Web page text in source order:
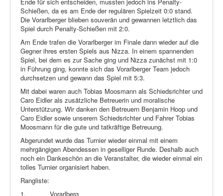
Schießen, da es am Ende der regulären Spielzeit 0:0 stand.
Die Vorarlberger blieben souverän und gewannen letztlich das
Spiel durch Penalty-Schießen mit 2:0.
Am Ende trafen die Vorarlberger im Finale dann wieder auf die
Gegner ihres ersten Spiels aus Nizza. In einem spannenden
Spiel, bei dem es zur Sache ging und Nizza zunächst mit 1:0
in Führung ging, konnte sich das Vorarlberger Team jedoch
durchsetzen und gewann das Spiel mit 5:3.
Mit dabei waren auch Tobias Moosmann als Schiedsrichter und
Caro Eidler als zusätzliche Betreuerin und moralische
Unterstützung. Wir danken den Betreuern Benjamin Hoop und
Caro Eidler sowie unserem Schiedsrichter und Fahrer Tobias
Moosmann für die gute und tatkräftige Betreuung.
Abgerundet wurde das Turnier wieder einmal mit einem
mehrgängigen Abendessen in geselliger Runde. Deshalb auch
noch ein Dankeschön an die Veranstalter, die wieder einmal ein
tolles Turnier organisiert haben.
Rangliste:
1.
Vorarlberg